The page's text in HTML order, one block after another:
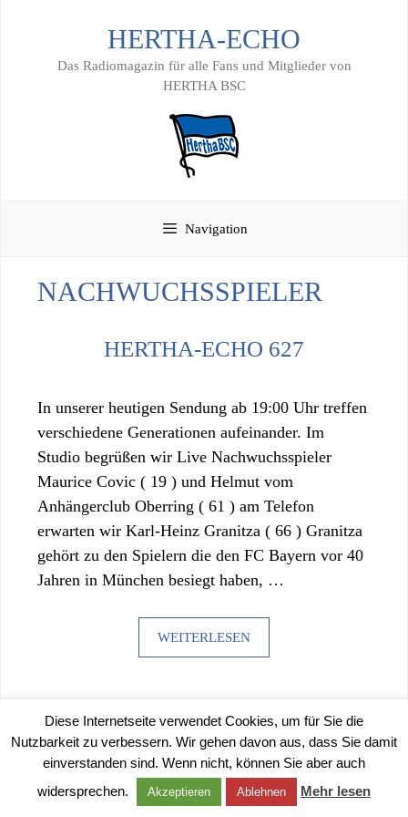
HERTHA-ECHO
Das Radiomagazin für alle Fans und Mitglieder von
HERTHA BSC
Navigation
NACHWUCHSSPIELER
HERTHA-ECHO 627
In unserer heutigen Sendung ab 19:00 Uhr treffen
verschiedene Generationen aufeinander. Im
Studio begrüßen wir Live Nachwuchsspieler
Maurice Covic ( 19 ) und Helmut vom
Anhängerclub Oberring ( 61 ) am Telefon
erwarten wir Karl-Heinz Granitza ( 66 ) Granitza
gehört zu den Spielern die den FC Bayern vor 40
Jahren in München besiegt haben, …
WEITERLESEN
IMPRESSUM|DATENSCHUTZERKLÄRUNG
Diese Internetseite verwendet Cookies, um für Sie die
Nutzbarkeit zu verbessern. Wir gehen davon aus, dass Sie damit
einverstanden sind. Wenn nicht, können Sie aber auch
widersprechen.
Akzeptieren Ablehnen Mehr lesen